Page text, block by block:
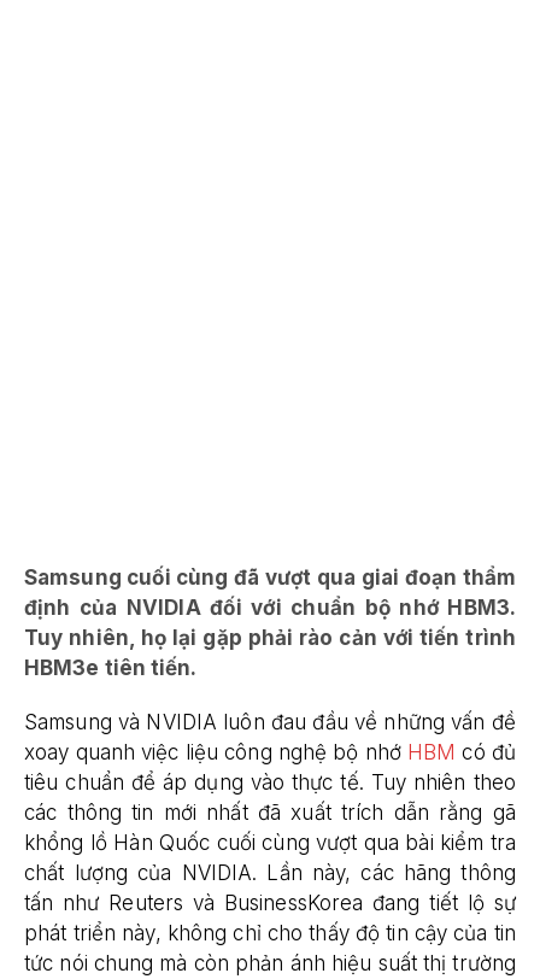
Samsung cuối cùng đã vượt qua giai đoạn thẩm
định của NVIDIA đối với chuẩn bộ nhớ HBM3.
Tuy nhiên, họ lại gặp phải rào cản với tiến trình
HBM3e tiên tiến.
Samsung và NVIDIA luôn đau đầu về những vấn đề
xoay quanh việc liệu công nghệ bộ nhớ HBM có đủ
tiêu chuẩn để áp dụng vào thực tế. Tuy nhiên theo
các thông tin mới nhất đã xuất trích dẫn rằng gã
khổng lồ Hàn Quốc cuối cùng vượt qua bài kiểm tra
chất lượng của NVIDIA. Lần này, các hãng thông
tấn như Reuters và BusinessKorea đang tiết lộ sự
phát triển này, không chỉ cho thấy độ tin cậy của tin
tức nói chung mà còn phản ánh hiệu suất thị trường